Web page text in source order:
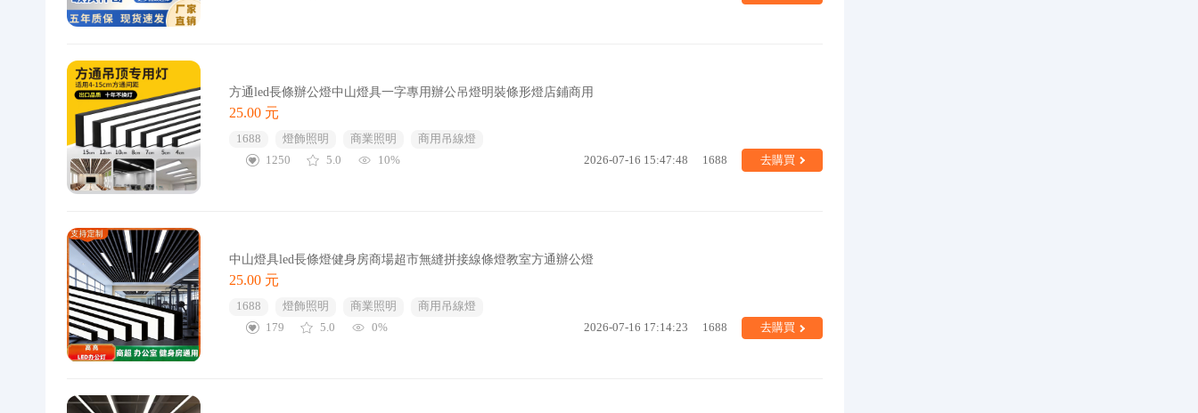
方通led長條辦公燈中山燈具一字專用辦公吊燈明裝條形燈店鋪商用
25.00 元
1688 燈飾照明 商業照明
商用吊線燈
1250
5.0 10% 2026-07-16 15:47:48 1688 去購買
中山燈具led長條燈健身房商場超市無縫拼接線條燈教室方通辦公燈
25.00 元
1688 燈飾照明 商業照明
商用吊線燈
179
5.0 0% 2026-07-16 17:14:23 1688 去購買